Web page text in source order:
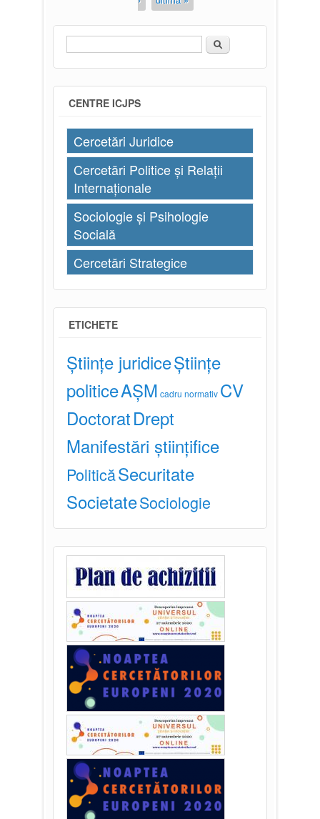
Formular de căutare
Căutare
CENTRE ICJPS
Cercetări Juridice
Cercetări Politice și Relații
Internaționale
Sociologie și Psihologie
Socială
Cercetări Strategice
ETICHETE
Științe juridiceȘtiințe
politiceAȘM cadru normativ CV
DoctoratDrept
Manifestări științifice
PoliticăSecuritate
SocietateSociologie